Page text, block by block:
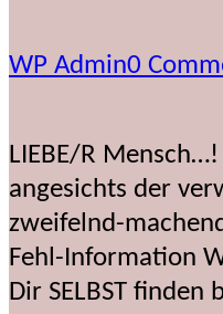
WP Admin0
LIEBE/R
angesichts der
zweifelnd-
Fehl-Information
Dir SELBST finden